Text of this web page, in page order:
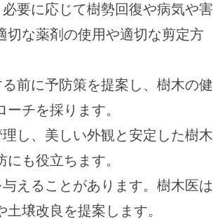
要に応じて樹勢回復や病気や害
切な薬剤の使用や適切な剪定方
前に予防策を提案し、樹木の健
チを採ります。
し、美しい外観と安定した樹木
も役立ちます。
えることがあります。樹木医は
壌改良を提案します。